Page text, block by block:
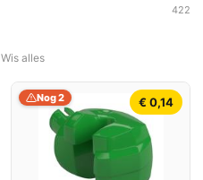
422
Wis alles
€ 0,14
Nog 2